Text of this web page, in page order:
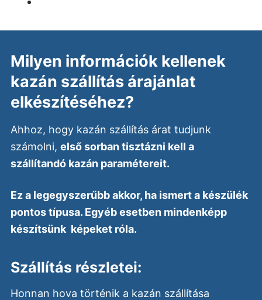
Milyen információk kellenek
kazán szállítás árajánlat
elkészítéséhez?
Ahhoz, hogy kazán szállítás árat tudjunk
számolni, első sorban tisztázni kell a
szállítandó kazán paramétereit.
Ez a legegyszerűbb akkor, ha ismert a készülék
pontos típusa. Egyéb esetben mindenképp
készítsünk képeket róla.
Szállítás részletei:
Honnan hova történik a kazán szállítása